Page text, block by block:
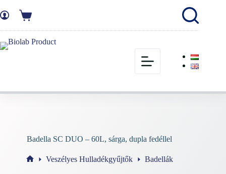
Badella SC DUO – 60L, sárga, dupla fedéllel
Veszélyes Hulladékgyűjtők Badellák